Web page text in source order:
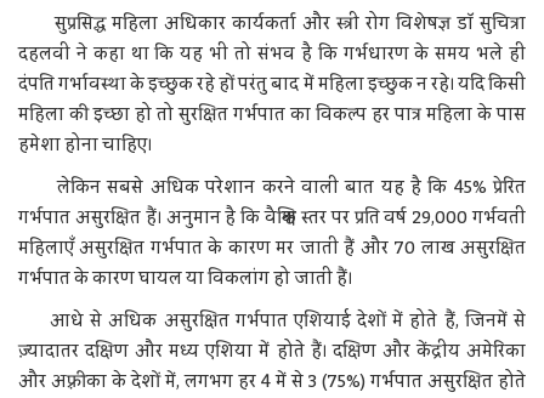
सुप्रसिद्ध महिला अधिकार कार्यकर्ता और स्त्री रोग विशेषज्ञ डॉ सुचित्रा
दहलवी ने कहा था कि यह भी तो संभव है कि गर्भधारण के समय भले ही
दंपति गर्भावस्था के इच्छुक रहे हों परंतु बाद में महिला इच्छुक न रहे। यदि किसी
महिला की इच्छा हो तो सुरक्षित गर्भपात का विकल्प हर पात्र महिला के पास
हमेशा होना चाहिए।
लेकिन सबसे अधिक परेशान करने वाली बात यह है कि 45% प्रेरित
गर्भपात असुरक्षित हैं। अनुमान है कि वैश्विक स्तर पर प्रति वर्ष 29,000 गर्भवती
महिलाएँ असुरक्षित गर्भपात के कारण मर जाती हैं और 70 लाख असुरक्षित
गर्भपात के कारण घायल या विकलांग हो जाती हैं।
आधे से अधिक असुरक्षित गर्भपात एशियाई देशों में होते हैं, जिनमें से
ज़्यादातर दक्षिण और मध्य एशिया में होते हैं। दक्षिण और केंद्रीय अमेरिका
और अफ़्रीका के देशों में, लगभग हर 4 में से 3 (75%) गर्भपात असुरक्षित होते